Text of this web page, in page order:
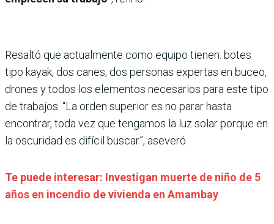
Resaltó que actualmente como equipo tienen: botes
tipo kayak, dos canes, dos personas expertas en buceo,
drones y todos los elementos necesarios para este tipo
de trabajos. “La orden superior es no parar hasta
encontrar, toda vez que tengamos la luz solar porque en
la oscuridad es difícil buscar”, aseveró.
Te puede interesar: Investigan muerte de niño de 5
años en incendio de vivienda en Amambay